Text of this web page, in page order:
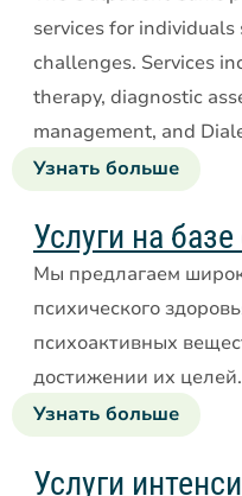
services for
challenges. Services
therapy, diagnostic
management, and
Узнать больше
Услуги на
Мы предлагаем
психического
психоактивных
достижении их целей.
Узнать больше об
услугах
на
Услуги